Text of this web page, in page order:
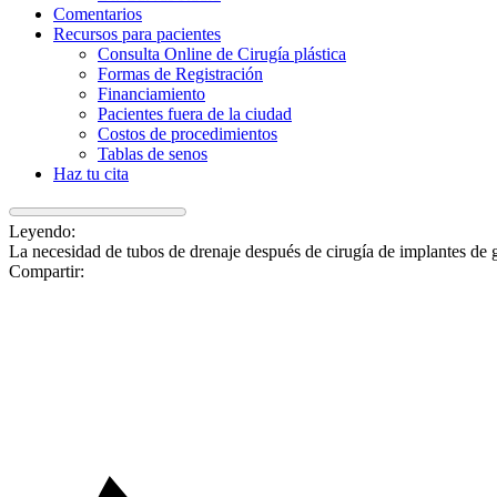
Comentarios
Recursos para pacientes
Consulta Online de Cirugía plástica
Formas de Registración
Financiamiento
Pacientes fuera de la ciudad
Costos de procedimientos
Tablas de senos
Haz tu cita
Leyendo:
La necesidad de tubos de drenaje después de cirugía de implantes de
Compartir: